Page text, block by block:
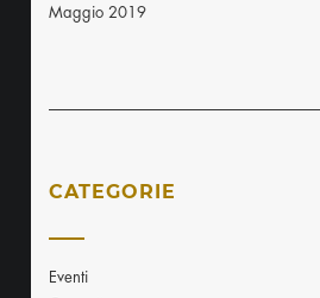
Maggio 2019
CATEGORIE
Eventi